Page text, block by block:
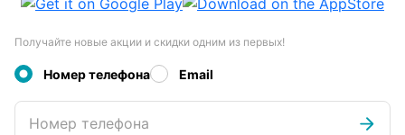
Получайте новые акции и скидки одним из первых!
Номер телефона Email
Номер телефона